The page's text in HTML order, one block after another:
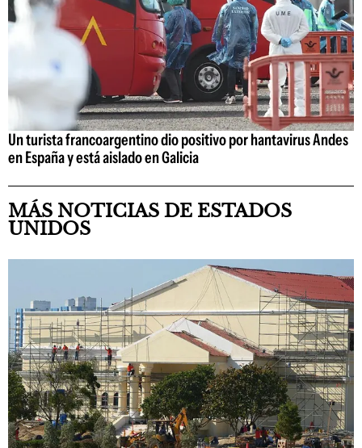
Un turista francoargentino dio positivo por hantavirus Andes
en España y está aislado en Galicia
MÁS NOTICIAS DE ESTADOS
UNIDOS